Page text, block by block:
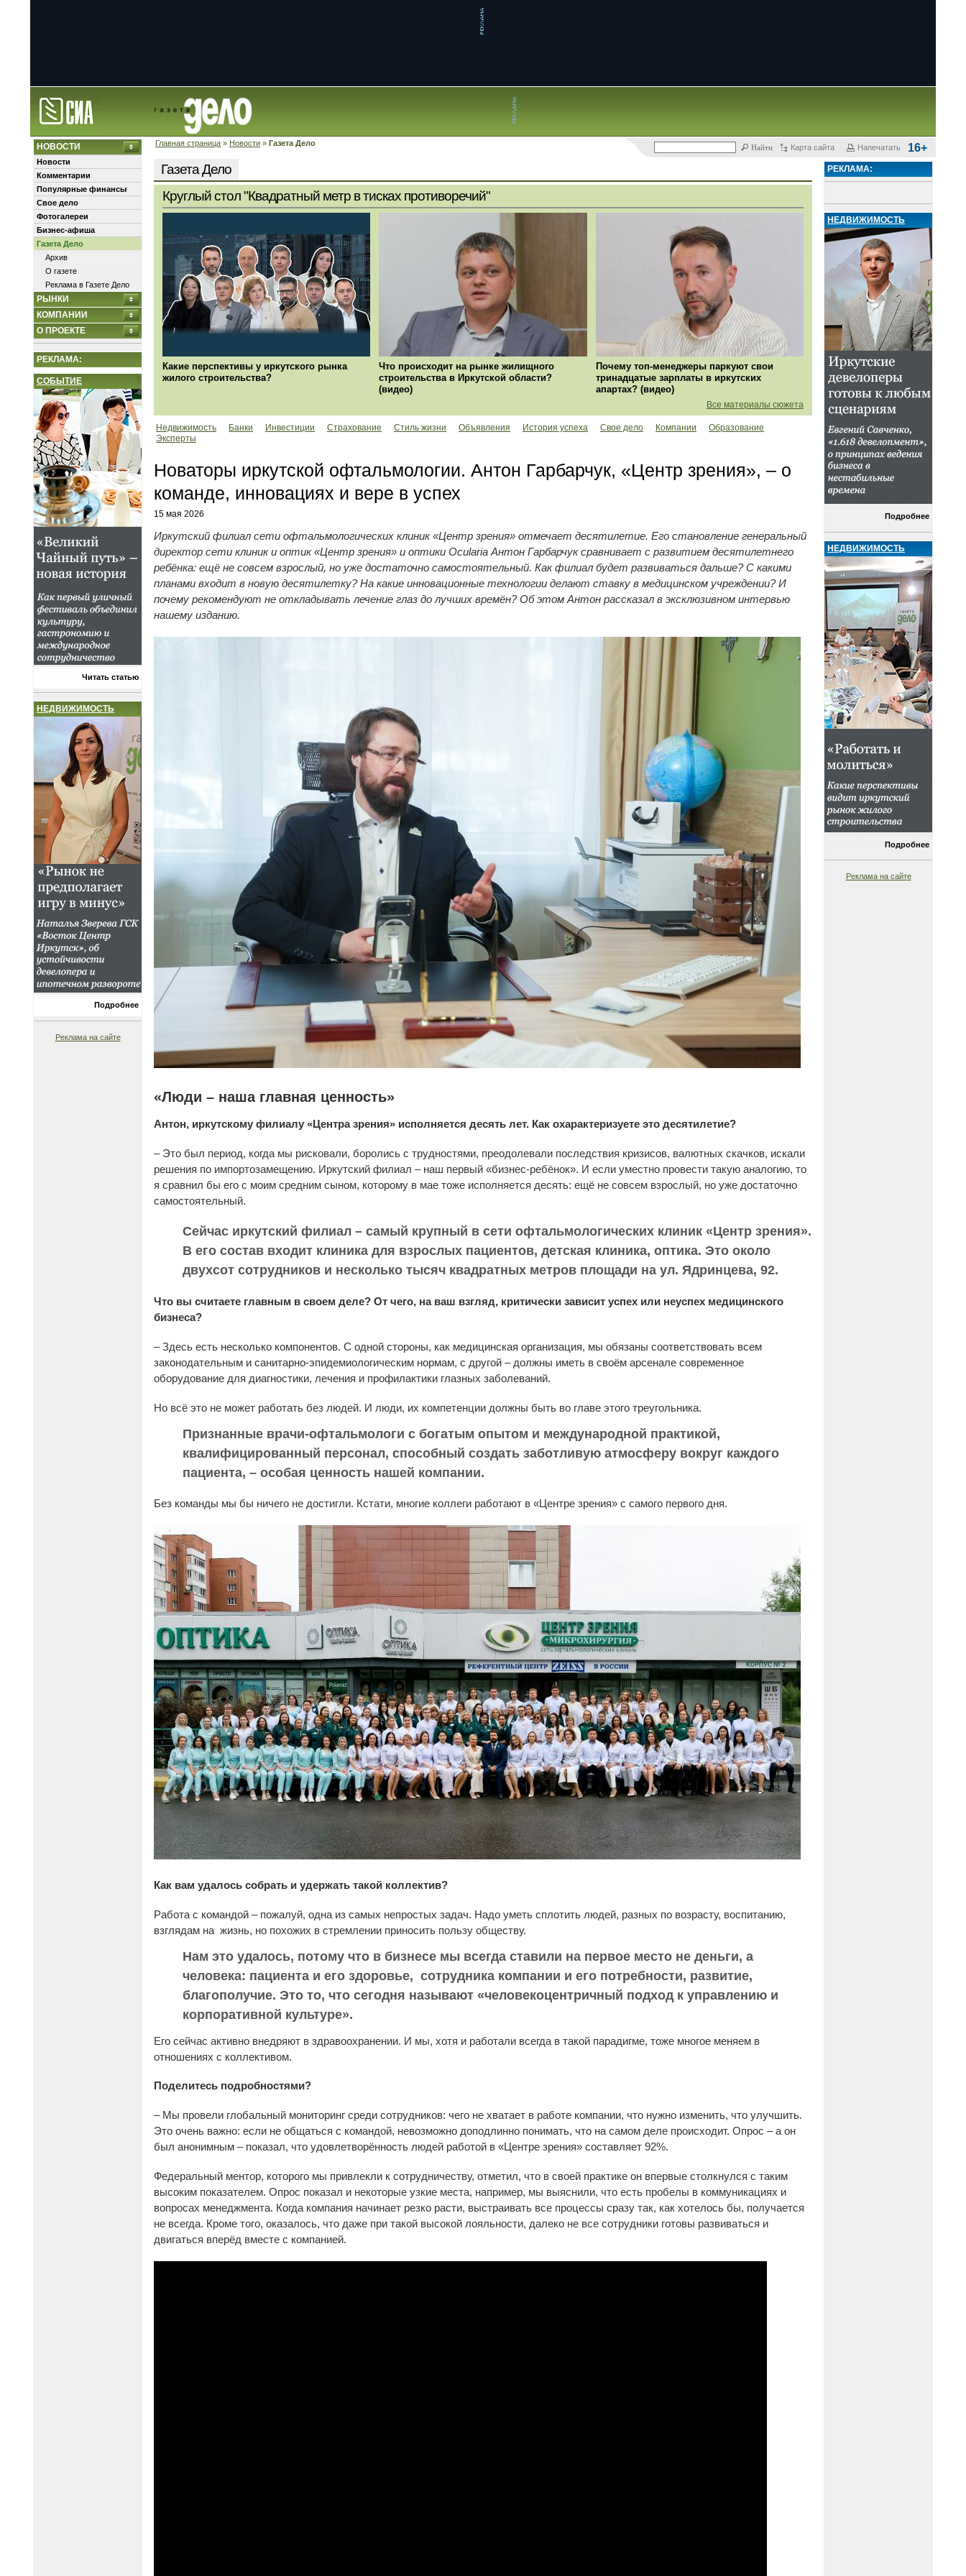
Главная страница » Новости » Газета Дело
Карта сайта Напечатать 16+
НОВОСТИ
Новости
Комментарии
Популярные финансы
Свое дело
Фотогалереи
Бизнес-афиша
Газета Дело
Архив
О газете
Реклама в Газете Дело
РЫНКИ
КОМПАНИИ
О ПРОЕКТЕ
РЕКЛАМА:
СОБЫТИЕ
Читать статью
НЕДВИЖИМОСТЬ
Подробнее
Реклама на сайте
Газета Дело
Круглый стол "Квадратный метр в тисках противоречий"
Какие перспективы у иркутского рынка
жилого строительства?
Что происходит на рынке жилищного
строительства в Иркутской области?
(видео)
Почему топ-менеджеры паркуют свои
тринадцатые зарплаты в иркутских
апартах? (видео)
Все материалы сюжета
Недвижимость Банки Инвестиции Страхование Стиль жизни Объявления История успеха Свое дело Компании
Образование
Эксперты
Новаторы иркутской офтальмологии. Антон Гарбарчук, «Центр зрения», – о
команде, инновациях и вере в успех
15 мая 2026
Иркутский филиал сети офтальмологических клиник «Центр зрения» отмечает десятилетие. Его становление генеральный
директор сети клиник и оптик «Центр зрения» и оптики Ocularia Антон Гарбарчук сравнивает с развитием десятилетнего
ребёнка: ещё не совсем взрослый, но уже достаточно самостоятельный. Как филиал будет развиваться дальше? С какими
планами входит в новую десятилетку? На какие инновационные технологии делают ставку в медицинском учреждении? И
почему рекомендуют не откладывать лечение глаз до лучших времён? Об этом Антон рассказал в эксклюзивном интервью
нашему изданию.
«Люди – наша главная ценность»
Антон, иркутскому филиалу «Центра зрения» исполняется десять лет. Как охарактеризуете это десятилетие?
– Это был период, когда мы рисковали, боролись с трудностями, преодолевали последствия кризисов, валютных скачков, искали
решения по импортозамещению. Иркутский филиал – наш первый «бизнес-ребёнок». И если уместно провести такую аналогию, то
я сравнил бы его с моим средним сыном, которому в мае тоже исполняется десять: ещё не совсем взрослый, но уже достаточно
самостоятельный.
Сейчас иркутский филиал – самый крупный в сети офтальмологических клиник «Центр зрения».
В его состав входит клиника для взрослых пациентов, детская клиника, оптика. Это около
двухсот сотрудников и несколько тысяч квадратных метров площади на ул. Ядринцева, 92.
Что вы считаете главным в своем деле? От чего, на ваш взгляд, критически зависит успех или неуспех медицинского
бизнеса?
– Здесь есть несколько компонентов. С одной стороны, как медицинская организация, мы обязаны соответствовать всем
законодательным и санитарно-эпидемиологическим нормам, с другой – должны иметь в своём арсенале современное
оборудование для диагностики, лечения и профилактики глазных заболеваний.
Но всё это не может работать без людей. И люди, их компетенции должны быть во главе этого треугольника.
Признанные врачи-офтальмологи с богатым опытом и международной практикой,
квалифицированный персонал, способный создать заботливую атмосферу вокруг каждого
пациента, – особая ценность нашей компании.
Без команды мы бы ничего не достигли. Кстати, многие коллеги работают в «Центре зрения» с самого первого дня.
Как вам удалось собрать и удержать такой коллектив?
Работа с командой – пожалуй, одна из самых непростых задач. Надо уметь сплотить людей, разных по возрасту, воспитанию,
взглядам на жизнь, но похожих в стремлении приносить пользу обществу.
Нам это удалось, потому что в бизнесе мы всегда ставили на первое место не деньги, а
человека: пациента и его здоровье, сотрудника компании и его потребности, развитие,
благополучие. Это то, что сегодня называют «человекоцентричный подход к управлению и
корпоративной культуре».
Его сейчас активно внедряют в здравоохранении. И мы, хотя и работали всегда в такой парадигме, тоже многое меняем в
отношениях с коллективом.
Поделитесь подробностями?
– Мы провели глобальный мониторинг среди сотрудников: чего не хватает в работе компании, что нужно изменить, что улучшить.
Это очень важно: если не общаться с командой, невозможно доподлинно понимать, что на самом деле происходит. Опрос – а он
был анонимным – показал, что удовлетворённость людей работой в «Центре зрения» составляет 92%.
Федеральный ментор, которого мы привлекли к сотрудничеству, отметил, что в своей практике он впервые столкнулся с таким
высоким показателем. Опрос показал и некоторые узкие места, например, мы выяснили, что есть пробелы в коммуникациях и
вопросах менеджмента. Когда компания начинает резко расти, выстраивать все процессы сразу так, как хотелось бы, получается
не всегда. Кроме того, оказалось, что даже при такой высокой лояльности, далеко не все сотрудники готовы развиваться и
двигаться вперёд вместе с компанией.
РЕКЛАМА:
НЕДВИЖИМОСТЬ
Подробнее
НЕДВИЖИМОСТЬ
Подробнее
Реклама на сайте